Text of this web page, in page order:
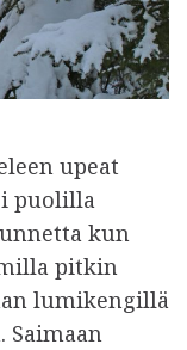
upeat
puolilla
kun
pitkin
lumikengillä
Saimaan